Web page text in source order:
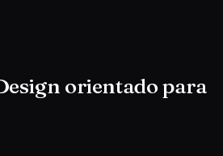
orientado para